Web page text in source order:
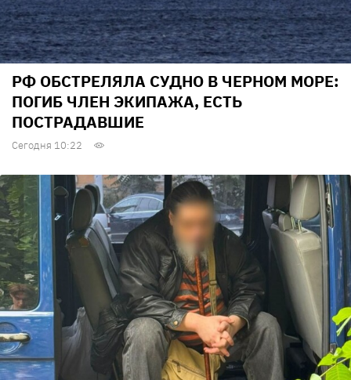
РФ ОБСТРЕЛЯЛА СУДНО В ЧЕРНОМ МОРЕ:
ПОГИБ ЧЛЕН ЭКИПАЖА, ЕСТЬ
ПОСТРАДАВШИЕ
Сегодня 10:22